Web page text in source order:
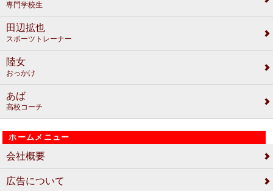
専門学校生
田辺拡也
スポーツトレーナー
陸女
おっかけ
あば
高校コーチ
ホームメニュー
会社概要
広告について